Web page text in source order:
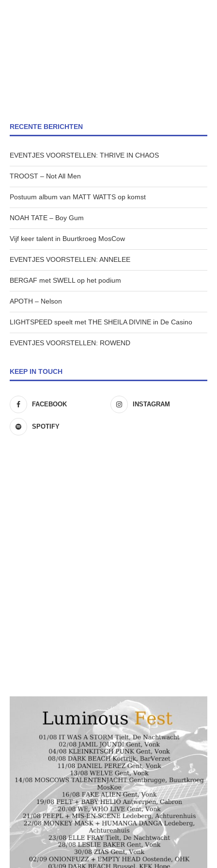
RECENTE BERICHTEN
EVENTJES VOORSTELLEN: THRIVE IN CHAOS
TROOST – Not All Men
Postuum album van MATT WATTS op komst
NOAH TATE – Boy Gum
Vijf keer talent in Buurtkroeg MosCow
EVENTJES VOORSTELLEN: ANNELEE
BERGAF met SWELL op het podium
APOTH – Nelson
LIGHTSPEED speelt met THE SHEILA DIVINE in De Casino
EVENTJES VOORSTELLEN: ROWEND
KEEP IN TOUCH
FACEBOOK INSTAGRAM
SPOTIFY